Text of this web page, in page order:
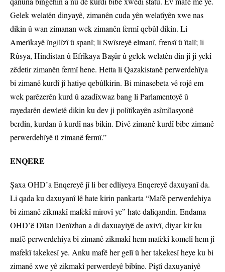
Gelek welatên dinyayê, zimanên cuda yên welatîyên xwe nas
dikin û wan zimanan wek zimanên fermî qebûl dikin. Li
Amerîkayê îngilîzî û spanî; li Swîsreyê elmanî, frensî û îtalî; li
Rûsya, Hindistan û Efrîkaya Başûr û gelek welatên din jî ji yekî
zêdetir zimanên fermî hene. Hetta li Qazakistanê perwerdehîya
bi zimanê kurdî jî hatiye qebûlkirin. Bi minasebeta vê rojê em
wek parêzerên kurd û azadîxwaz bang li Parlamentoyê û
rayedarên dewletê dikin ku dev ji polîtîkayên asîmîlasyonê
berdin, kurdan û kurdî nas bikin. Divê zimanê kurdî bibe zimanê
perwerdehîyê û zimanê fermî.”
ENQERE
Şaxa OHD’a Enqereyê jî li ber edliyeya Enqereyê daxuyanî da.
Li qada ku daxuyanî lê hate kirin pankarta “Mafê perwerdehiya
bi zimanê zikmakî mafekî mirovî ye” hate daliqandin. Endama
OHD’ê Dîlan Denîzhan a di daxuayiyê de axivî, diyar kir ku
mafê perwerdehîya bi zimanê zikmakî hem mafekî komelî hem jî
mafekî takekesî ye. Anku mafê her gelî û her takekesî heye ku bi
zimanê xwe yê zikmakî perwerdeyê bibîne. Piştî daxuyaniyê